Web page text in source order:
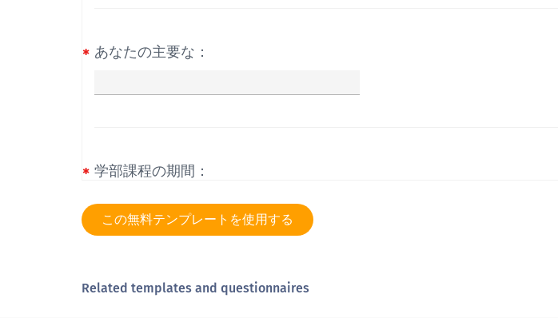
あなたの主要な：
学部課程の期間：
The duration of your undergraduate program:
この無料テンプレートを使用する
Related templates and questionnaires